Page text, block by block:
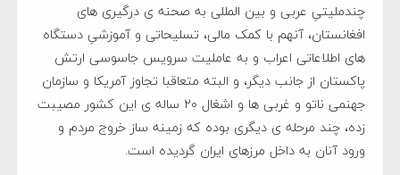
چندملیتیِ عربی و بین المللی به صحنه ی درگیری های
افغانستان، آنهم با کمک مالی، تسلیحاتی و آموزشیِ دستگاه
های اطلاعاتی اعراب و به عاملیت سرویس جاسوسی ارتش
پاکستان از جانب دیگر، و البته متعاقبا تجاوز آمریکا و سازمان
جهنمی ناتو و غربی ها و اشغال ۲۰ ساله ی این کشور مصیبت
زده، چند مرحله ی دیگری بوده که زمینه ساز خروج مردم و
ورود آنان به داخل مرزهای ایران گردیده است.